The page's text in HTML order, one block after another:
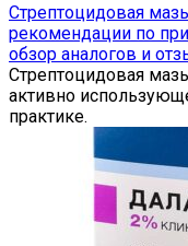
Стрептоцидовая
рекомендации по
обзор аналогов и
Стрептоцидовая
активно
практике.